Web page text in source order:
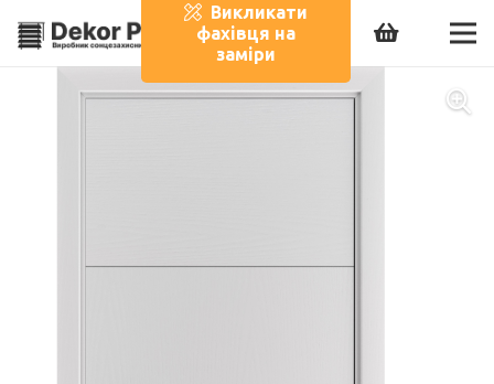
Викликати
фахівця на
заміри